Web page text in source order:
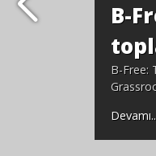
B-
B-Free: